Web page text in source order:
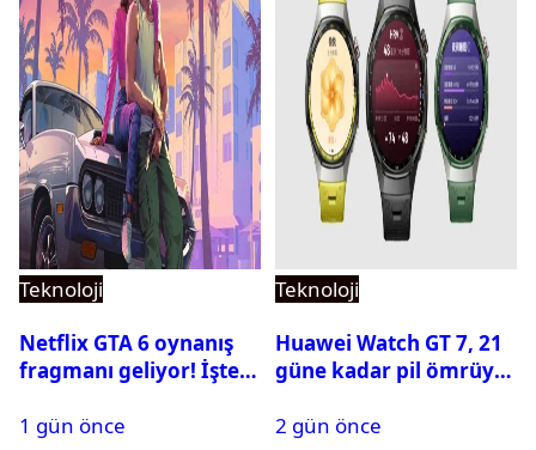
Teknoloji
Netflix GTA 6 oynanış
fragmanı geliyor! İşte
1 gün önce
Teknoloji
Huawei Watch GT 7, 21
güne kadar pil ömrüyle
2 gün önce